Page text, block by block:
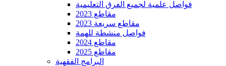
فواصل علمية لجميع الفرق التعليمية
مقاطع 2023
مقاطع سريعة 2023
فواصل منشطة للهمة
مقاطع 2024
مقاطع 2025
البرامج الفقهية